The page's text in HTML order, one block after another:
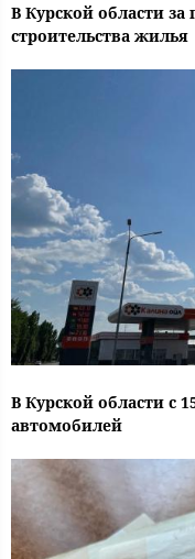
В Курской области
строительства жилья
В Курской области с
автомобилей